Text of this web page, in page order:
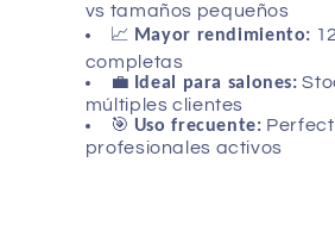
vs tamaños pequeños
📈 Mayor rendimiento:
completas
💼 Ideal para salones:
múltiples clientes
🎯 Uso frecuente:
profesionales activos